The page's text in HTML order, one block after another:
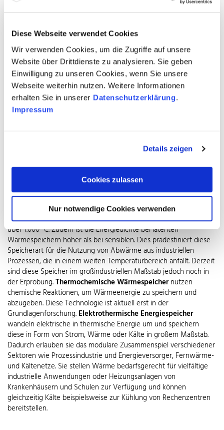
Diese Webseite verwendet Cookies
Wir verwenden Cookies, um die Zugriffe auf unsere
Website über Drittdienste zu analysieren. Sie geben
Einwilligung zu unseren Cookies, wenn Sie unsere
Webseite weiterhin nutzen. Weitere Informationen
erhalten Sie in unserer Datenschutzerklärung.
Impressum
Details zeigen
Cookies zulassen
Nur notwendige Cookies verwenden
Mechanische Belastung, hohe Temperaturen sowie Korrosivität der eingesetzten
Speicherkonstruktionen eingesetzten Werkstoffe.
nutzen Phasenwechselmaterialien
(Phase Change Materials, PCM), um Energie zu speichern. Durch
Änderung ihres Aggregatzustands – in der Regel zwischen flüssig
und fest – erfolgt die Energieaufnahme und -abgabe nahezu
isotherm. Ihre Speicherkapazität wird durch das gewählte
Speichermedium und -volumen bestimmt. Einige
Phasenwechselmaterialien haben Schmelztemperaturen von weit
über 1.000 °C. Zudem ist die Energiedichte bei latenten
Wärmespeichern höher als bei sensiblen. Dies prädestiniert diese
Speicherart für die Nutzung von Abwärme aus industriellen
Prozessen, die in einem weiten Temperaturbereich anfällt. Derzeit
sind diese Speicher im großindustriellen Maßstab jedoch noch in
der Erprobung.Thermochemische Wärmespeichernutzen
chemische Reaktionen, um Wärmeenergie zu speichern und
abzugeben. Diese Technologie ist aktuell erst in der
Grundlagenforschung. Elektrothermische Energiespeicher
wandeln elektrische in thermische Energie um und speichern
diese in Form von Strom, Wärme oder Kälte in großem Maßstab.
Dadurch erlauben sie das modulare Zusammenspiel verschiedener
Sektoren wie Prozessindustrie und Energieversorger, Fernwärme-
und Kältenetze. Sie stellen Wärme bedarfsgerecht für vielfältige
industrielle Anwendungen oder Heizungsanlagen von
Krankenhäusern und Schulen zur Verfügung und können
gleichzeitig Kälte beispielsweise zur Kühlung von Rechenzentren
bereitstellen.